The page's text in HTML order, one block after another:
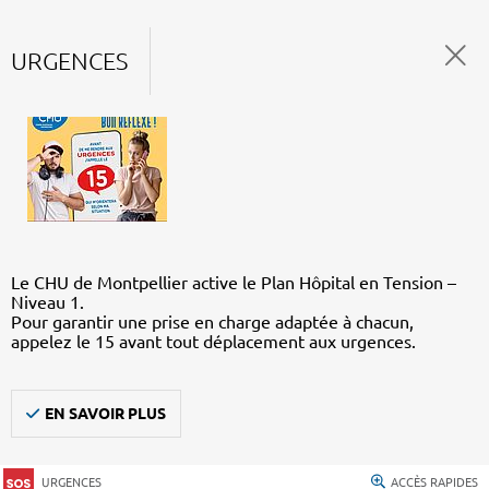
URGENCES
Le CHU de Montpellier active le Plan Hôpital en Tension –
Niveau 1.
Pour garantir une prise en charge adaptée à chacun,
appelez le 15 avant tout déplacement aux urgences.
EN SAVOIR PLUS
URGENCES ACCÈS RAPIDES